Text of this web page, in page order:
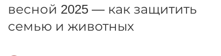
весной 2025 — как защитить
семью и животных